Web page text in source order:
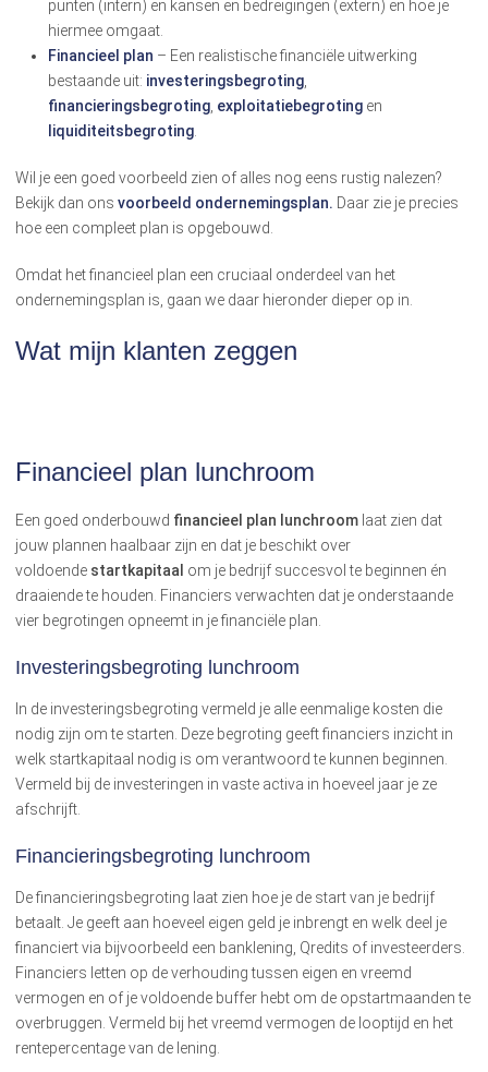
punten (intern) en kansen en bedreigingen (extern) en hoe je
hiermee omgaat.
Financieel plan – Een realistische financiële uitwerking
bestaande uit: investeringsbegroting,
financieringsbegroting, exploitatiebegroting en
liquiditeitsbegroting.
Wil je een goed voorbeeld zien of alles nog eens rustig nalezen?
Bekijk dan ons voorbeeld ondernemingsplan. Daar zie je precies
hoe een compleet plan is opgebouwd.
Omdat het financieel plan een cruciaal onderdeel van het
ondernemingsplan is, gaan we daar hieronder dieper op in.
Wat mijn klanten zeggen
Financieel plan lunchroom
Een goed onderbouwd financieel plan lunchroom laat zien dat
jouw plannen haalbaar zijn en dat je beschikt over
voldoende startkapitaal om je bedrijf succesvol te beginnen én
draaiende te houden. Financiers verwachten dat je onderstaande
vier begrotingen opneemt in je financiële plan.
Investeringsbegroting lunchroom
In de investeringsbegroting vermeld je alle eenmalige kosten die
nodig zijn om te starten. Deze begroting geeft financiers inzicht in
welk startkapitaal nodig is om verantwoord te kunnen beginnen.
Vermeld bij de investeringen in vaste activa in hoeveel jaar je ze
afschrijft.
Financieringsbegroting lunchroom
De financieringsbegroting laat zien hoe je de start van je bedrijf
betaalt. Je geeft aan hoeveel eigen geld je inbrengt en welk deel je
financiert via bijvoorbeeld een banklening, Qredits of investeerders.
Financiers letten op de verhouding tussen eigen en vreemd
vermogen en of je voldoende buffer hebt om de opstartmaanden te
overbruggen. Vermeld bij het vreemd vermogen de looptijd en het
rentepercentage van de lening.